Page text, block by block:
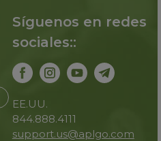
Síguenos en redes
sociales::
EE.UU.
844.888.4111
support.us@aplgo.com